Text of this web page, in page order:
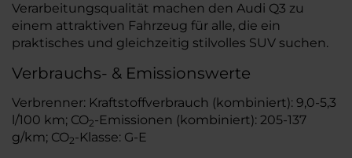
Verarbeitungsqualität machen den Audi Q3 zu
einem attraktiven Fahrzeug für alle, die ein
praktisches und gleichzeitig stilvolles SUV suchen.
Verbrauchs- & Emissionswerte
Verbrenner: Kraftstoffverbrauch (kombiniert): 9,0-5,3
l/100 km; CO2-Emissionen (kombiniert): 205-137
g/km; CO2-Klasse: G-E